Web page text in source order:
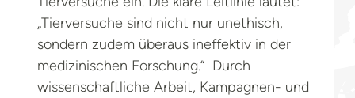
„Tierversuche sind nicht nur unethisch,
sondern zudem überaus ineffektiv in der
medizinischen Forschung.“ Durch
wissenschaftliche Arbeit, Kampagnen- und